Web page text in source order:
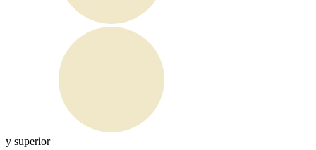
y superior